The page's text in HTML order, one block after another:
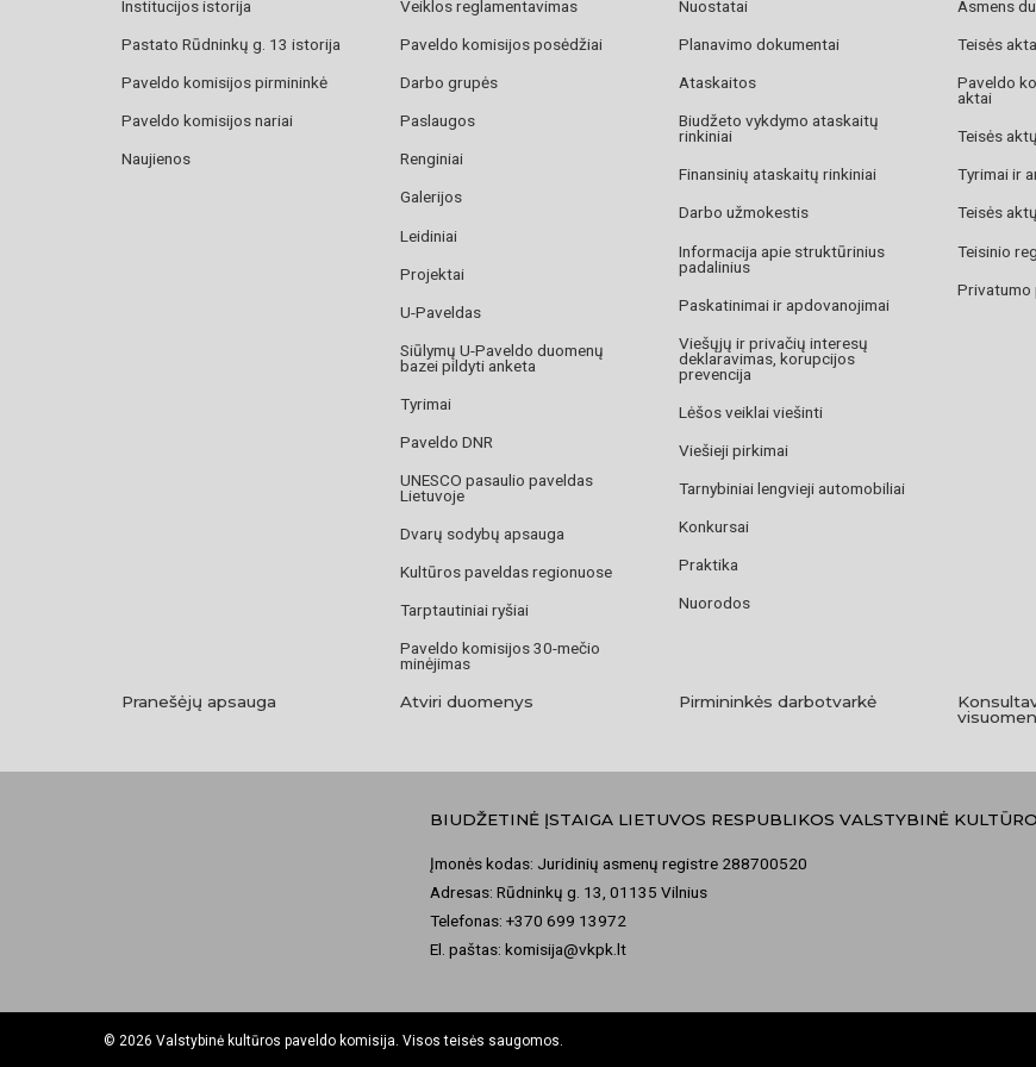
Institucijos istorija
Pastato Rūdninkų g. 13 istorija
Paveldo komisijos pirmininkė
Paveldo komisijos nariai
Naujienos
Veiklos reglamentavimas
Paveldo komisijos posėdžiai
Darbo grupės
Paslaugos
Renginiai
Galerijos
Leidiniai
Projektai
U-Paveldas
Siūlymų U-Paveldo duomenų
bazei pildyti anketa
Tyrimai
Paveldo DNR
UNESCO pasaulio paveldas
Lietuvoje
Dvarų sodybų apsauga
Kultūros paveldas regionuose
Tarptautiniai ryšiai
Paveldo komisijos 30-mečio
minėjimas
Nuostatai
Planavimo dokumentai
Ataskaitos
Biudžeto vykdymo ataskaitų
rinkiniai
Finansinių ataskaitų rinkiniai
Darbo užmokestis
Informacija apie struktūrinius
padalinius
Paskatinimai ir apdovanojimai
Viešųjų ir privačių interesų
deklaravimas, korupcijos
prevencija
Lėšos veiklai viešinti
Viešieji pirkimai
Tarnybiniai lengvieji automobiliai
Konkursai
Praktika
Nuorodos
Asmens
Teisės
Paveldo
aktai
Teisės
Tyrimai ir
Teisės
Teisinio
Privatumo
Pranešėjų apsauga Atviri duomenys Pirmininkės darbotvarkė
BIUDŽETINĖ ĮSTAIGA LIETUVOS RESPUBLIKOS VALSTYBINĖ
Įmonės kodas: Juridinių asmenų registre 288700520
Adresas: Rūdninkų g. 13, 01135 Vilnius
Telefonas: +370 699 13972
El. paštas: komisija@vkpk.lt
© 2026 Valstybinė kultūros paveldo komisija. Visos teisės saugomos.